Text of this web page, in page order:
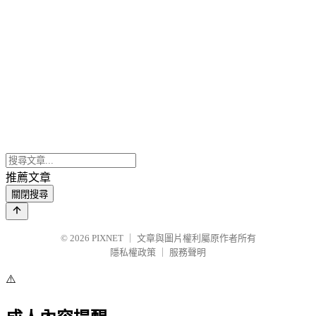
推薦文章
關閉搜尋
© 2026 PIXNET
文章與圖片權利屬原作者所有
隱私權政策
服務聲明
⚠️